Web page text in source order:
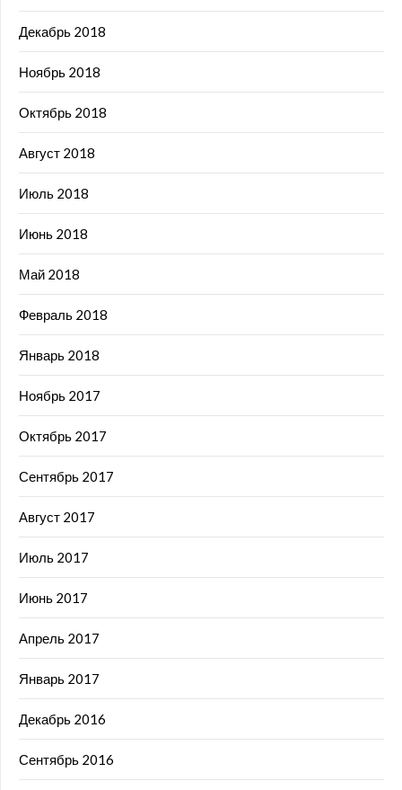
Декабрь 2018
Ноябрь 2018
Октябрь 2018
Август 2018
Июль 2018
Июнь 2018
Май 2018
Февраль 2018
Январь 2018
Ноябрь 2017
Октябрь 2017
Сентябрь 2017
Август 2017
Июль 2017
Июнь 2017
Апрель 2017
Январь 2017
Декабрь 2016
Сентябрь 2016